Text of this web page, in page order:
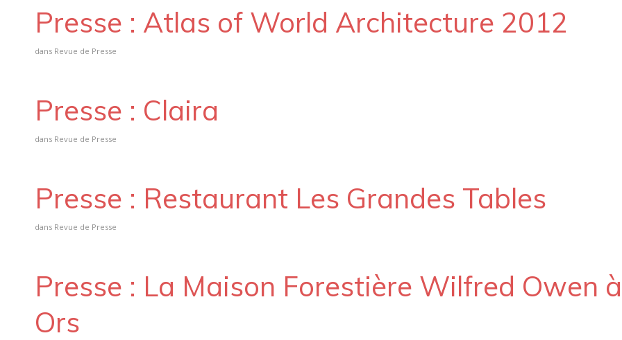
Presse : Atlas of World Architecture 2012
dans Revue de Presse
Presse : Claira
dans Revue de Presse
Presse : Restaurant Les Grandes Tables
dans Revue de Presse
Presse : La Maison Forestière Wilfred Owen à
Ors